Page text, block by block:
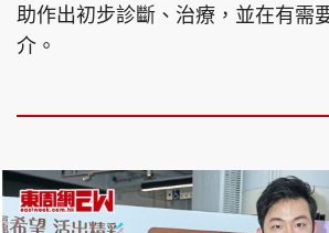
助作出初步診斷、治療，並在有需
介。